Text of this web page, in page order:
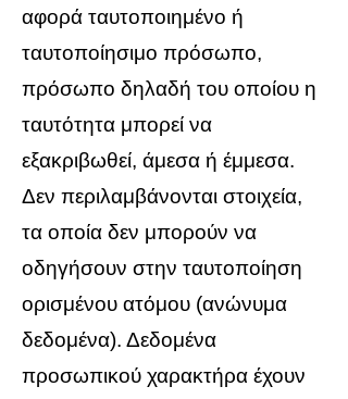
αφορά ταυτοποιημένο ή
ταυτοποίησιμο πρόσωπο,
πρόσωπο δηλαδή του οποίου η
ταυτότητα μπορεί να
εξακριβωθεί, άμεσα ή έμμεσα.
Δεν περιλαμβάνονται στοιχεία,
τα οποία δεν μπορούν να
οδηγήσουν στην ταυτοποίηση
ορισμένου ατόμου (ανώνυμα
δεδομένα). Δεδομένα
προσωπικού χαρακτήρα έχουν